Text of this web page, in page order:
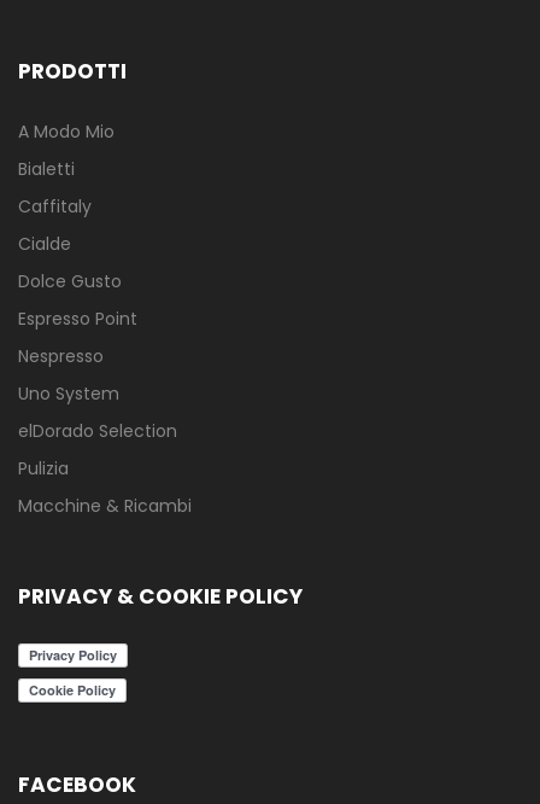
PRODOTTI
A Modo Mio
Bialetti
Caffitaly
Cialde
Dolce Gusto
Espresso Point
Nespresso
Uno System
elDorado Selection
Pulizia
Macchine & Ricambi
PRIVACY & COOKIE POLICY
FACEBOOK